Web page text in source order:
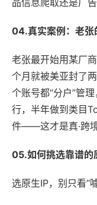
品信息爬取还是广
04.真实案例：老张
老张最开始用某厂
个月就被美亚封了
个账号都“分户”管
行，半年做到类目
件——这才是真·跨
05.如何挑选靠谱的
选原生IP，别只看“